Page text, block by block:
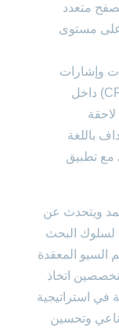
متعدد
على مستوى
وإشارات
الثقة ودمج تحسين معدل التحويل (CRO) داخل
لاحقة
باللغة
مع تطبيق
ويتحدث عن
لسلوك البحث
السيو المعقدة
اتخاذ
في استراتيجية
وتحسين